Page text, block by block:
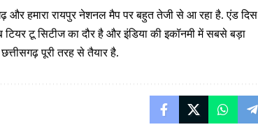
और हमारा रायपुर नेशनल मैप पर बहुत तेजी से आ रहा है. एंड दिस
टू सिटीज का दौर है और इंडिया की इकॉनमी में सबसे बड़ा
पूरी तरह से तैयार है.